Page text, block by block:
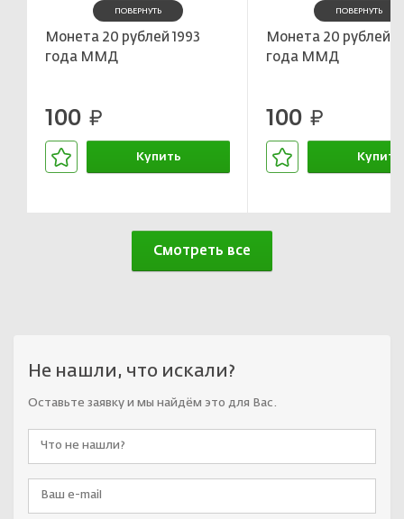
ПОВЕРНУТЬ
Монета 20 рублей 1993
года ММД
100 руб.
Купить
ПОВЕРНУТЬ
Монета 20 рублей
года ММД
100 руб.
Купить
Смотреть все
Не нашли, что искали?
Оставьте заявку и мы найдём это для Вас.